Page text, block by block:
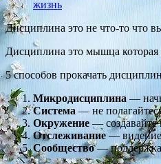
жизнь
Дисциплина это не что-то что
Дисциплина это мышца которая
5 способов прокачать
Микродисциплина —
Система — не
Окружение — создавайте
Отслеживание— видение
Сообщество— поддержка